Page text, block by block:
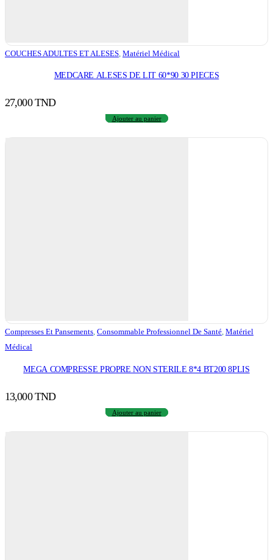
COUCHES ADULTES ET ALESES Matériel Médical
MEDCARE ALESES DE LIT 60*90 30 PIECES
27,000TND
Ajouter au panier
Compresses Et Pansements, Consommable Professionnel De Santé, Matériel
Médical
MEGA COMPRESSE PROPRE NON STERILE 8*4 BT200 8PLIS
13,000TND
Ajouter au panier